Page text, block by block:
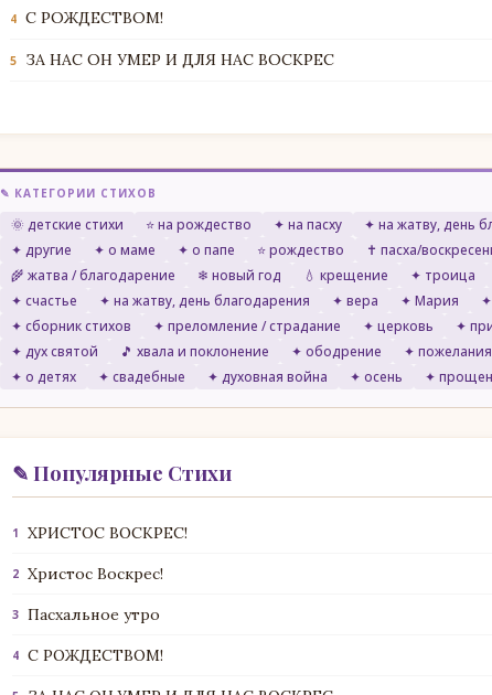
4 С РОЖДЕСТВОМ!
5 ЗА НАС ОН УМЕР И ДЛЯ НАС ВОСКРЕС
✎ КАТЕГОРИИ СТИХОВ
🌞 детские стихи ⭐ на рождество ✦ на пасху ✦ на жатву, день
✦ другие
✦ о маме ✦ о папе ⭐ рождество
✝ пасха/
🌾 жатва / благодарение
❄ новый год 💧 крещение ✦ троица
✦ счастье
✦ на жатву, день благодарения ✦ вера ✦ Мария
✦ сборник стихов
✦ преломление / страдание ✦ церковь ✦
✦ дух святой
🎵 хвала и поклонение ✦ ободрение ✦ пожелания
✦ о детях
✦ свадебные ✦ духовная война ✦ осень ✦
✎ Популярные Стихи
1 ХРИСТОС ВОСКРЕС!
2 Христос Воскрес!
3 Пасхальное утро
4 С РОЖДЕСТВОМ!